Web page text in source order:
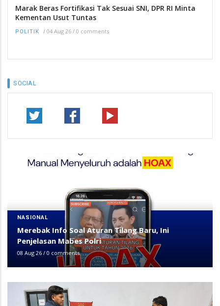
Marak Beras Fortifikasi Tak Sesuai SNI, DPR RI Minta
Kementan Usut Tuntas
POLITIK / 04 Aug 26 / 0 comments
SOCIAL
NASIONAL
Merebak Info Soal Aturan Tilang Baru, Ini
Penjelasan Mabes Polri
08 Aug 26 / 0 comments